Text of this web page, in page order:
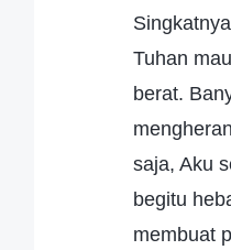
Tuhan
berat.
saja, Aku
begitu
membuat